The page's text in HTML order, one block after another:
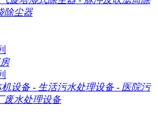
除尘器
设备 - 生活污水处理设备 - 医院污
废水处理设备